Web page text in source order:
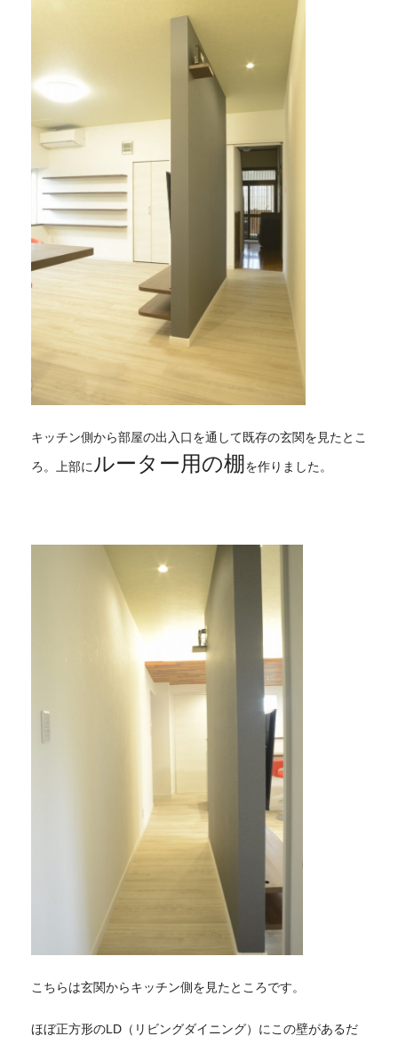
キッチン側から部屋の出入口を通して既存の玄関を見たとこ
ろ。上部に ルーター用の棚 を作りました。
こちらは玄関からキッチン側を見たところです。
ほぼ正方形のLD（リビングダイニング）にこの壁があるだ